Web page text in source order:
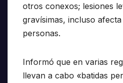
otros conexos; lesiones
gravísimas, incluso
personas.
Informó que en varias
llevan a cabo «batidas